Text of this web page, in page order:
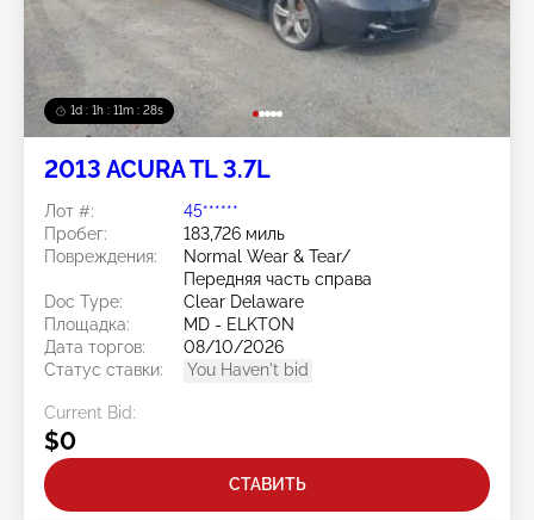
1d : 1h : 11m : 25s
2013 ACURA TL 3.7L
Лот #:
45******
Пробег:
183,726 миль
Повреждения:
Normal Wear & Tear/
Передняя часть справа
Doc Type:
Clear Delaware
Площадка:
MD - ELKTON
Дата торгов:
08/10/2026
Статус ставки:
You Haven't bid
Current Bid:
$0
СТАВИТЬ